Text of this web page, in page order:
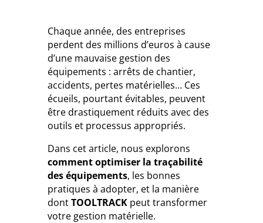
Chaque année, des entreprises
perdent des millions d’euros à cause
d’une mauvaise gestion des
équipements : arrêts de chantier,
accidents, pertes matérielles… Ces
écueils, pourtant évitables, peuvent
être drastiquement réduits avec des
outils et processus appropriés.
Dans cet article, nous explorons
comment optimiser la traçabilité
des équipements, les bonnes
pratiques à adopter, et la manière
dontTOOLTRACKpeut transformer
votre gestion matérielle.